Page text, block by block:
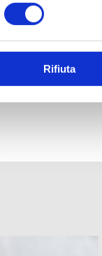
Rifiuta